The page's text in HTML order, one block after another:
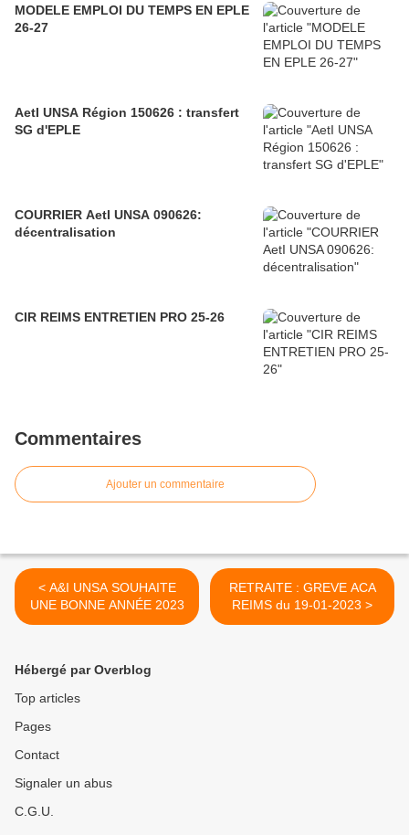
MODELE EMPLOI DU TEMPS EN EPLE
26-27
AetI UNSA Région 150626 : transfert
SG d'EPLE
COURRIER AetI UNSA 090626:
décentralisation
CIR REIMS ENTRETIEN PRO 25-26
Commentaires
Ajouter un commentaire
< A&I UNSA SOUHAITE
UNE BONNE ANNÉE 2023
RETRAITE : GREVE ACA
REIMS du 19-01-2023 >
Hébergé par Overblog
Top articles
Pages
Contact
Signaler un abus
C.G.U.